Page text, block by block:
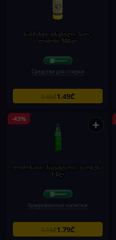
საწმენდი ფხვნილი "სიო"
ლიმონი 500გრ
Средства для стирки
2.65₾1.49₾
-43% +
ლიმონათი "ნატახტარი" ტარხუნა
1,0ლ
Газированные напитки
3.15₾1.79₾